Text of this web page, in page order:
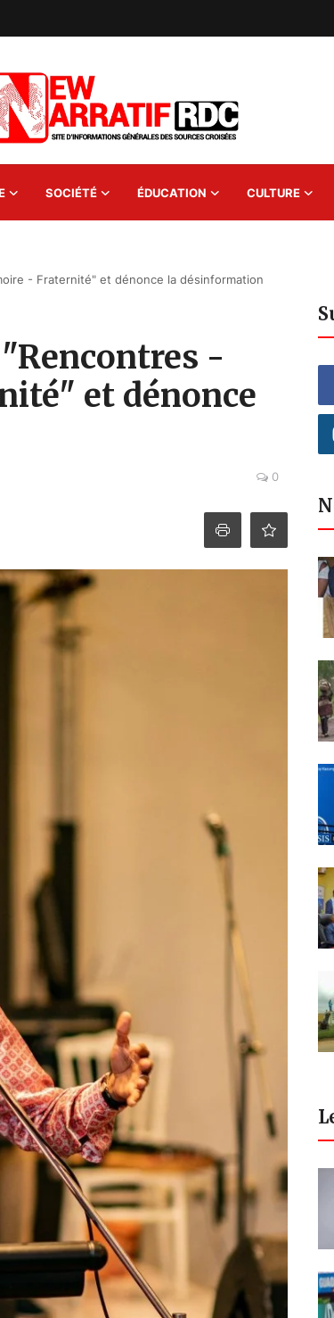
SOCIÉTÉ ÉDUCATION CULTURE
- Fraternité" et dénonce la désinformation
-
et dénonce
0